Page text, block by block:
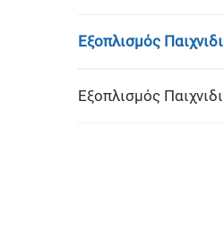
Εξοπλισμός
Εξοπλισμός